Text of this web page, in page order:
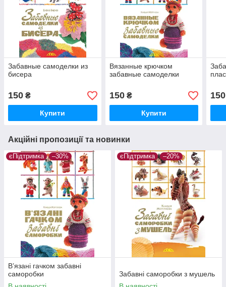
Забавные самоделки из
бисера
150 ₴
Купити
Вязанные крючком
забавные самоделки
150₴
Купити
150
Акційні пропозиції та новинки
єПідтримка –30%
В’язані гачком забавні
саморобки
єПідтримка –20%
Забавні саморобки з мушель